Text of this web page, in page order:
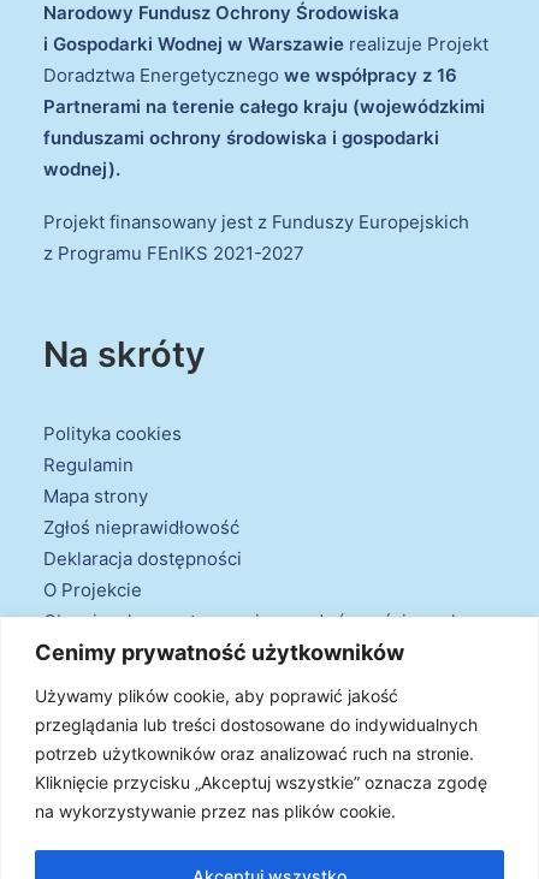
Cenimy prywatność użytkowników
Używamy plików cookie, aby poprawić jakość
przeglądania lub treści dostosowane do indywidualnych
potrzeb użytkowników oraz analizować ruch na stronie.
Kliknięcie przycisku „Akceptuj wszystkie” oznacza zgodę
na wykorzystywanie przez nas plików cookie.
Narodowy Fundusz Ochrony Środowiska
i Gospodarki Wodnej w Warszawie realizuje Projekt
Doradztwa Energetycznego we współpracy z 16
Partnerami na terenie całego kraju (wojewódzkimi
funduszami ochrony środowiska i gospodarki
wodnej).
Projekt finansowany jest z Funduszy Europejskich
z Programu FEnIKS 2021-2027
Na skróty
Polityka cookies
Regulamin
Mapa strony
Zgłoś nieprawidłowość
Deklaracja dostępności
O Projekcie
Obowiązek przestrzegania zasad równościowych
oraz warunków podstawowych
Klauzule informacyjne
zastrzeżone